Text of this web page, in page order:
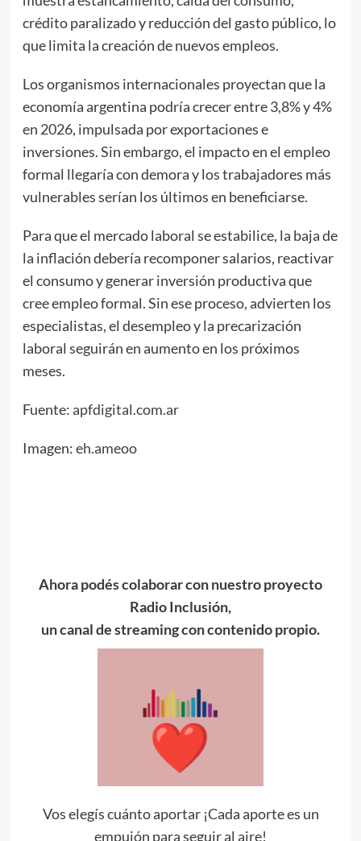
crédito paralizado y reducción del gasto público, lo
que limita la creación de nuevos empleos.
Los organismos internacionales proyectan que la
economía argentina podría crecer entre 3,8% y 4%
en 2026, impulsada por exportaciones e
inversiones. Sin embargo, el impacto en el empleo
formal llegaría con demora y los trabajadores más
vulnerables serían los últimos en beneficiarse.
Para que el mercado laboral se estabilice, la baja de
la inflación debería recomponer salarios, reactivar
el consumo y generar inversión productiva que
cree empleo formal. Sin ese proceso, advierten los
especialistas, el desempleo y la precarización
laboral seguirán en aumento en los próximos
meses.
Fuente: apfdigital.com.ar
Imagen:eh.ameoo
Ahora podés colaborar con nuestro proyecto
Radio Inclusión,
un canal de streaming con contenido propio.
Vos elegís cuánto aportar ¡Cada aporte es un
empujón para seguir al aire!